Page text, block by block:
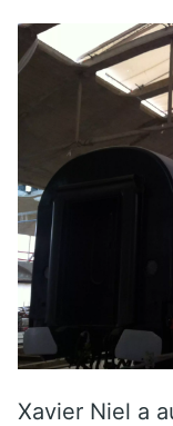
Xavier Niel a